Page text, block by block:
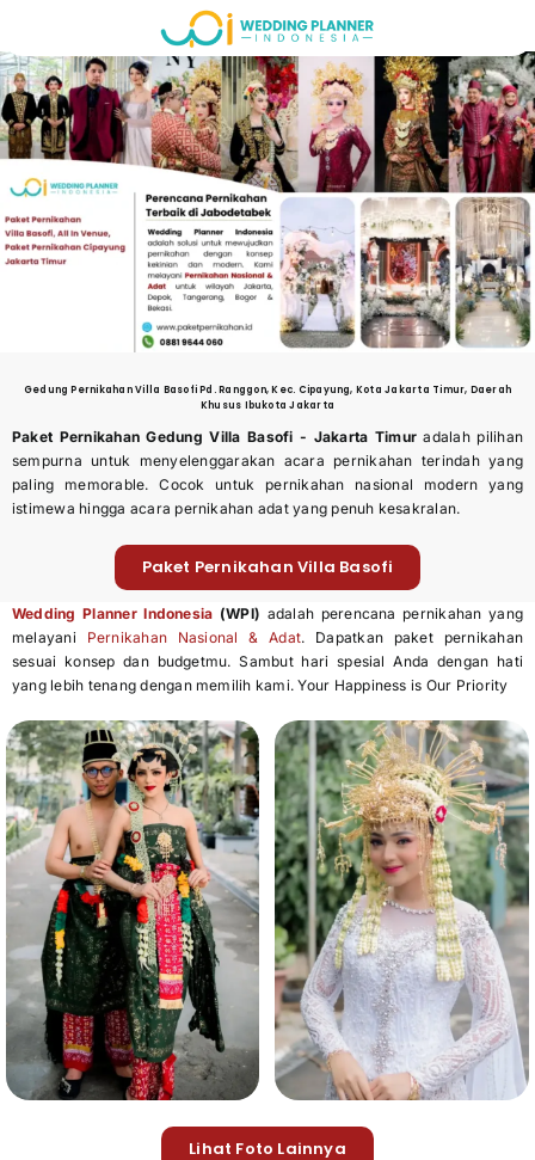
to
content
Gedung PernikahanVilla Basofi Pd. Ranggon, Kec. Cipayung, Kota Jakarta Timur, Daerah
Khusus Ibukota Jakarta
Paket Pernikahan Gedung Villa Basofi - Jakarta Timur adalah pilihan
sempurna untuk menyelenggarakan acara pernikahan terindah yang
paling memorable. Cocok untuk pernikahan nasional modern yang
istimewa hingga acara pernikahan adat yang penuh kesakralan.
Paket Pernikahan Villa Basofi
Wedding Planner Indonesia (WPI) adalah perencana pernikahan yang
melayani Pernikahan Nasional & Adat. Dapatkan paket pernikahan
sesuai konsep dan budgetmu. Sambut hari spesial Anda dengan hati
yang lebih tenang dengan memilih kami. Your Happiness is Our Priority
Lihat Foto Lainnya